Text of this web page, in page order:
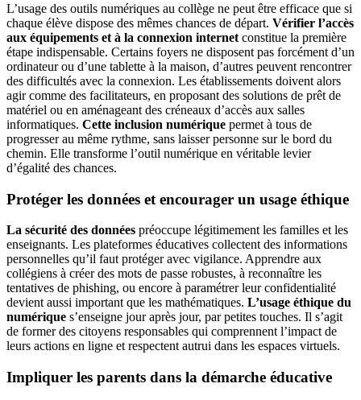
L’usage des outils numériques au collège ne peut être efficace que si
chaque élève dispose des mêmes chances de départ. Vérifier l’accès
aux équipements et à la connexion internet constitue la première
étape indispensable. Certains foyers ne disposent pas forcément d’un
ordinateur ou d’une tablette à la maison, d’autres peuvent rencontrer
des difficultés avec la connexion. Les établissements doivent alors
agir comme des facilitateurs, en proposant des solutions de prêt de
matériel ou en aménageant des créneaux d’accès aux salles
informatiques. Cette inclusion numérique permet à tous de
progresser au même rythme, sans laisser personne sur le bord du
chemin. Elle transforme l’outil numérique en véritable levier
d’égalité des chances.
Protéger les données et encourager un usage éthique
La sécurité des données préoccupe légitimement les familles et les
enseignants. Les plateformes éducatives collectent des informations
personnelles qu’il faut protéger avec vigilance. Apprendre aux
collégiens à créer des mots de passe robustes, à reconnaître les
tentatives de phishing, ou encore à paramétrer leur confidentialité
devient aussi important que les mathématiques. L’usage éthique du
numérique s’enseigne jour après jour, par petites touches. Il s’agit
de former des citoyens responsables qui comprennent l’impact de
leurs actions en ligne et respectent autrui dans les espaces virtuels.
Impliquer les parents dans la démarche éducative